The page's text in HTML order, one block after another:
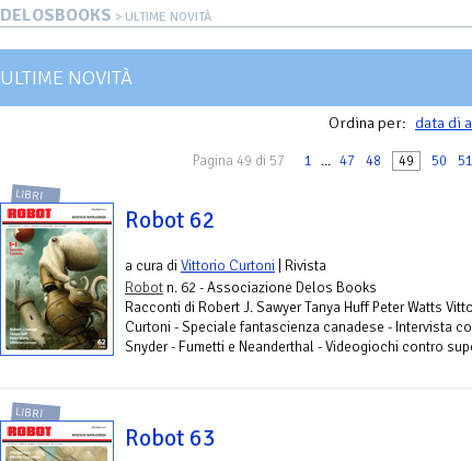
DELOSBOOKS > ULTIME NOVITÀ
ULTIME NOVITÀ
Ordina per: data di
Pagina 49 di 57 1 ... 47 48 49 50 51
LIBRI
Robot 62
a cura diVittorio Curtoni | Rivista
Robot n. 62 - Associazione Delos Books
Racconti di Robert J. Sawyer Tanya Huff Peter Watts
Curtoni - Speciale fantascienza canadese - Intervista
Snyder - Fumetti e Neanderthal - Videogiochi contro
LIBRI
Robot 63